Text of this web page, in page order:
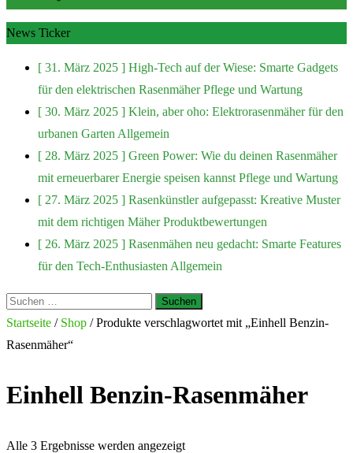
News Ticker
[ 31. März 2025 ] High-Tech auf der Wiese: Smarte Gadgets
für den elektrischen RasenmäherPflege und Wartung
[ 30. März 2025 ] Klein, aber oho: Elektrorasenmäher für den
urbanen Garten Allgemein
[ 28. März 2025 ] Green Power: Wie du deinen Rasenmäher
mit erneuerbarer Energie speisen kannst Pflege und Wartung
[ 27. März 2025 ] Rasenkünstler aufgepasst: Kreative Muster
mit dem richtigen MäherProduktbewertungen
[ 26. März 2025 ] Rasenmähen neu gedacht: Smarte Features
für den Tech-Enthusiasten Allgemein
Suchen
nach:
Startseite / Shop / Produkte verschlagwortet mit „Einhell Benzin-
Rasenmäher“
Einhell Benzin-Rasenmäher
Alle 3 Ergebnisse werden angezeigt